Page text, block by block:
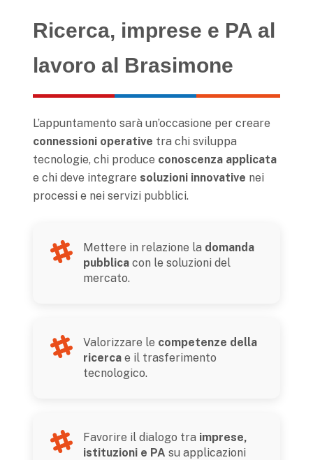
Ricerca, imprese e PA al
lavoro al Brasimone
L’appuntamento sarà un’occasione per creare
connessioni operative tra chi sviluppa
tecnologie, chi produce conoscenza applicata
e chi deve integrare soluzioni innovative nei
processi e nei servizi pubblici.
Mettere in relazione la domanda
pubblica con le soluzioni del
mercato.
Valorizzare le competenze della
ricerca e il trasferimento
tecnologico.
Favorire il dialogo tra imprese,
istituzioni e PA su applicazioni